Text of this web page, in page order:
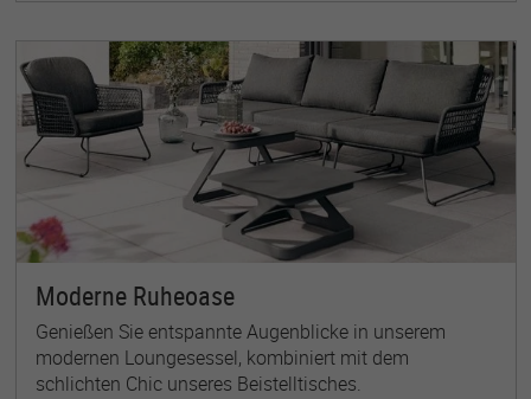
Moderne Ruheoase
Genießen Sie entspannte Augenblicke in unserem
modernen Loungesessel, kombiniert mit dem
schlichten Chic unseres Beistelltisches.